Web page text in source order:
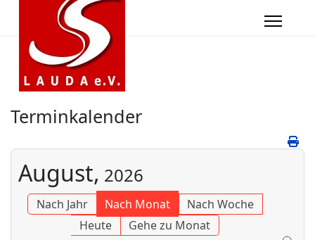
Terminkalender
August, 2026
Nach Jahr Nach Monat
Nach Woche
Heute
Gehe zu Monat